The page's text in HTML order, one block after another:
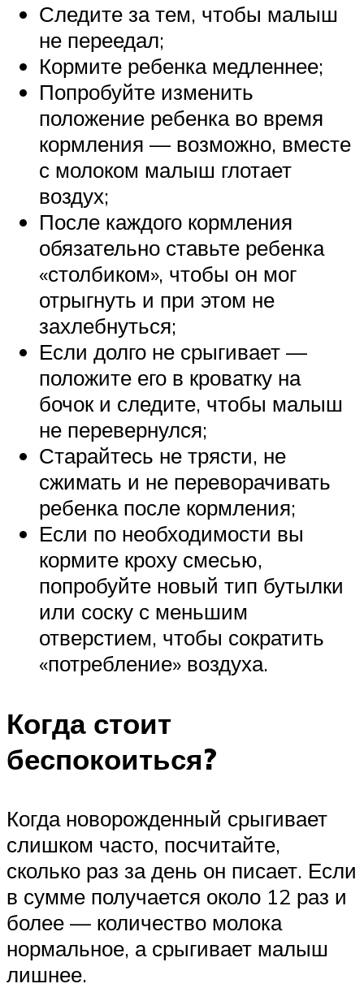
Следите за тем, чтобы малыш
не переедал;
Кормите ребенка медленнее;
Попробуйте изменить
положение ребенка во время
кормления — возможно, вместе
с молоком малыш глотает
воздух;
После каждого кормления
обязательно ставьте ребенка
«столбиком», чтобы он мог
отрыгнуть и при этом не
захлебнуться;
Если долго не срыгивает —
положите его в кроватку на
бочок и следите, чтобы малыш
не перевернулся;
Старайтесь не трясти, не
сжимать и не переворачивать
ребенка после кормления;
Если по необходимости вы
кормите кроху смесью,
попробуйте новый тип бутылки
или соску с меньшим
отверстием, чтобы сократить
«потребление» воздуха.
Когда стоит
беспокоиться?
Когда новорожденный срыгивает
слишком часто, посчитайте,
сколько раз за день он писает. Если
в сумме получается около 12 раз и
более — количество молока
нормальное, а срыгивает малыш
лишнее.